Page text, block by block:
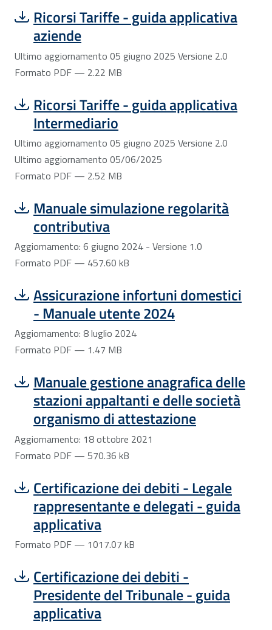
Scarica file:
Ricorsi Tariffe - guida applicativa
aziende
Formato PDF — Dimensione 2.22 MB
Ultimo aggiornamento 05 giugno 2025 Versione 2.0
Formato PDF — 2.22 MB
Scarica file:
Ricorsi Tariffe - guida applicativa
Intermediario
Formato PDF — Dimensione 2.52 MB
Ultimo aggiornamento 05 giugno 2025 Versione 2.0
Ultimo aggiornamento 05/06/2025
Formato PDF — 2.52 MB
Scarica file:
Manuale simulazione regolarità
contributiva
Formato PDF — Dimensione 457.60 kB
Aggiornamento: 6 giugno 2024 - Versione 1.0
Formato PDF — 457.60 kB
Scarica file:
Assicurazione infortuni domestici
- Manuale utente 2024
Formato PDF — Dimensione 1.47 MB
Aggiornamento: 8 luglio 2024
Formato PDF — 1.47 MB
Scarica file:
Manuale gestione anagrafica delle
stazioni appaltanti e delle società
organismo di attestazione
Formato PDF — Dimensione 570.36 kB
Aggiornamento: 18 ottobre 2021
Formato PDF — 570.36 kB
Scarica file:
Certificazione dei debiti - Legale
rappresentante e delegati - guida
applicativa
Formato PDF — Dimensione 1017.07 kB
Formato PDF — 1017.07 kB
Scarica file:
Certificazione dei debiti -
Presidente del Tribunale - guida
applicativa
Formato PDF — Dimensione 992.62 kB